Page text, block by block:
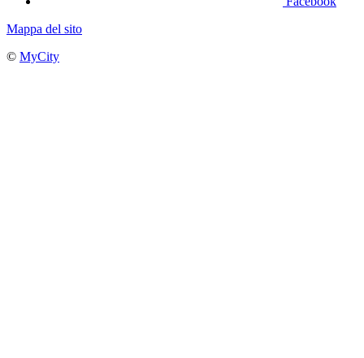
Mappa del sito
© MyCity